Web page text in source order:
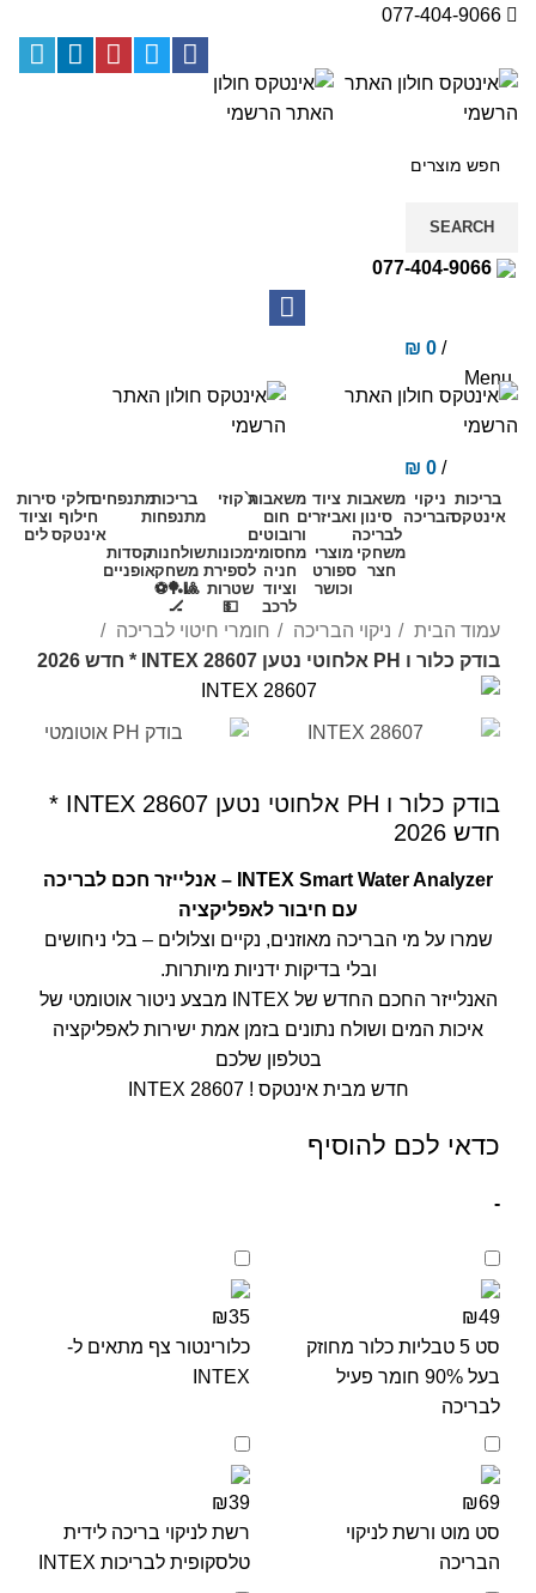
SEARCH
077-404-9066
/
₪ 0
Menu
/
₪ 0
בריכות
אינטקס
ניקוי
הבריכה
משאבות
סינון
לבריכה
ציוד
ואביזרים
משאבות
חום
ורובוטים
ג`קוזי
בריכות
מתנפחות
מתנפחיםחלקי
חילוף
אינטקס
סירות
וציוד
לים
משחקי
חצר
מוצרי
ספורט
וכושר
מחסומי
חניה
וציוד
לרכב
מכונות
לספירת
שטרות
💵
שולחנות
משחק
🎱🏓⚽
🏒
קסדות
אופניים
עמוד הבית ניקוי הבריכה
חומרי חיטוי לבריכה
בודק כלור ו PH אלחוטי נטען INTEX 28607 * חדש 2026
בודק כלור ו PH אלחוטי נטען INTEX 28607 *
חדש 2026
INTEX Smart Water Analyzer – אנלייזר חכם לבריכה
עם חיבור לאפליקציה
שמרו על מי הבריכה מאוזנים, נקיים וצלולים – בלי ניחושים
ובלי בדיקות ידניות מיותרות.
האנלייזר החכם החדש של INTEX מבצע ניטור אוטומטי של
איכות המים ושולח נתונים בזמן אמת ישירות לאפליקציה
בטלפון שלכם
חדש מבית אינטקס ! INTEX 28607
כדאי לכם להוסיף
-
₪49
סט 5 טבליות כלור מחוזק
בעל 90% חומר פעיל
לבריכה
₪35
כלורינטור צף מתאים ל-
INTEX
₪69
סט מוט ורשת לניקוי
הבריכה
₪39
רשת לניקוי בריכה לידית
טלסקופית לבריכות INTEX